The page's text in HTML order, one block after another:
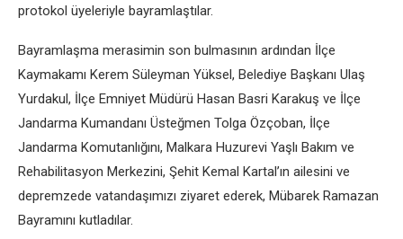
protokol üyeleriyle bayramlaştılar.
Bayramlaşma merasimin son bulmasının ardından İlçe
Kaymakamı Kerem Süleyman Yüksel, Belediye Başkanı Ulaş
Yurdakul, İlçe Emniyet Müdürü Hasan Basri Karakuş ve İlçe
Jandarma Kumandanı Üsteğmen Tolga Özçoban, İlçe
Jandarma Komutanlığını, Malkara Huzurevi Yaşlı Bakım ve
Rehabilitasyon Merkezini, Şehit Kemal Kartal’ın ailesini ve
depremzede vatandaşımızı ziyaret ederek, Mübarek Ramazan
Bayramını kutladılar.